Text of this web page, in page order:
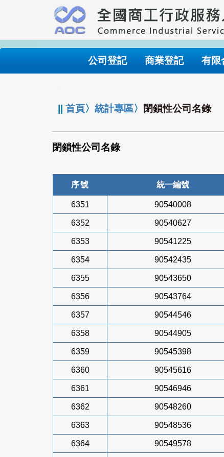
要
內
公司登記 商業登記 有限
||首頁〉統計專區〉 閉鎖性公司名錄
閉鎖性公司名錄
序號 統一編號
6351 90540008
6352 90540627
6353 90541225
6354 90542435
6355 90543650
6356 90543764
6357 90544546
6358 90544905
6359 90545398
6360 90545616
6361 90546946
6362 90548260
6363 90548536
6364 90549578